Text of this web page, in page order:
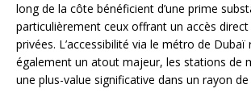
long de la côte bénéficient d’une prime
particulièrement ceux offrant un accès direct
privées. L’accessibilité via le métro de Dubaï
également un atout majeur, les stations de
une plus-value significative dans un rayon